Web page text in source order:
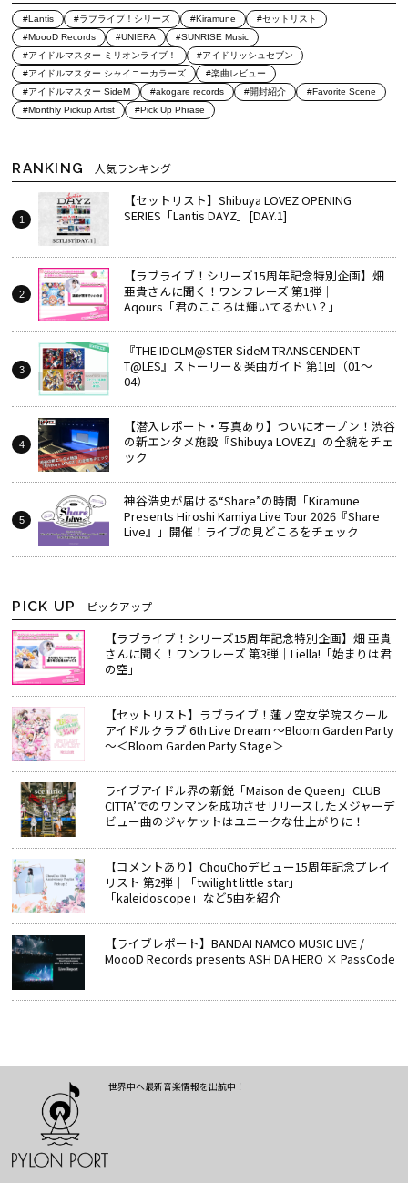
#Lantis #ラブライブ！シリーズ #Kiramune
#セットリスト
#MoooD Records
#UNIERA
#SUNRISE Music
#アイドルマスター ミリオンライブ！
#アイドリッシュセブン
#アイドルマスター シャイニーカラーズ
#楽曲レビュー
#アイドルマスター SideM
#akogare records #開封紹介
#Favorite Scene
#Monthly Pickup Artist
#Pick Up Phrase
RANKING 人気ランキング
【セットリスト】Shibuya LOVEZ OPENING
SERIES「Lantis DAYZ」[DAY.1]
【ラブライブ！シリーズ15周年記念特別企画】畑
亜貴さんに聞く！ワンフレーズ 第1弾｜
Aqours「君のこころは輝いてるかい？」
『THE IDOLM@STER SideM TRANSCENDENT
T@LES』ストーリー＆楽曲ガイド 第1回（01～
04）
【潜入レポート・写真あり】ついにオープン！渋谷
の新エンタメ施設『Shibuya LOVEZ』の全貌をチェ
ック
神谷浩史が届ける“Share”の時間――「Kiramune
Presents Hiroshi Kamiya Live Tour 2026『Share
Live』」開催！ライブの見どころをチェック
PICK UP ピックアップ
【ラブライブ！シリーズ15周年記念特別企画】畑 亜貴
さんに聞く！ワンフレーズ 第3弾｜Liella!「始まりは君
の空」
【セットリスト】ラブライブ！蓮ノ空女学院スクール
アイドルクラブ 6th Live Dream ～Bloom Garden Party
～＜Bloom Garden Party Stage＞
ライブアイドル界の新鋭「Maison de Queen」CLUB
CITTA’でのワンマンを成功させリリースしたメジャーデ
ビュー曲のジャケットはユニークな仕上がりに！
【コメントあり】ChouChoデビュー15周年記念プレイ
リスト 第2弾｜「twilight little star」
「kaleidoscope」など5曲を紹介
【ライブレポート】BANDAI NAMCO MUSIC LIVE /
MoooD Records presents ASH DA HERO × PassCode
世界中へ最新音楽情報を出航中！